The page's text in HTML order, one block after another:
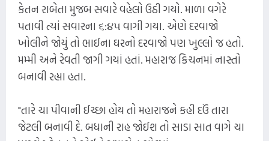
કેતન રાબેતા મુજબ સવારે વહેલો ઉઠી ગયો. માળા વગેરે
પતાવી ત્યાં સવારના ૬:૪૫ વાગી ગયા. એણે દરવાજો
ખોલીને જોયું તો ભાઈના ઘરનો દરવાજો પણ ખુલ્લો જ હતો.
મમ્મી અને રેવતી જાગી ગયાં હતાં. મહારાજ કિચનમાં નાસ્તો
બનાવી રહ્યા હતા.
"તારે ચા પીવાની ઈચ્છા હોય તો મહારાજને કહી દઉં તારા
જેટલી બનાવી દે. બધાની રાહ જોઈશ તો સાડા સાત વાગે ચા